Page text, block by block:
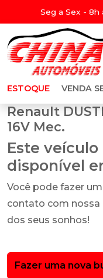
Seg a Sex - 8h
ESTOQUE VENDA
Renault
16V Mec.
Este
disponível
Você pode fazer
contato com nossa
dos seus sonhos!
Fazer uma nova